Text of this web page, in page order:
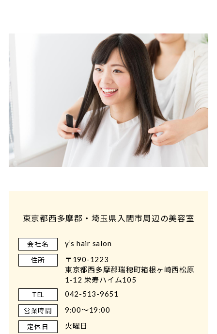
東京都西多摩郡・埼玉県入間市周辺の美容室
会社名 y’s hair salon
住所
〒190-1223
東京都西多摩郡瑞穂町箱根ヶ崎西松原
1-12 栄寿ハイム105
TEL 042-513-9651
営業時間 9:00～19:00
定休日 火曜日